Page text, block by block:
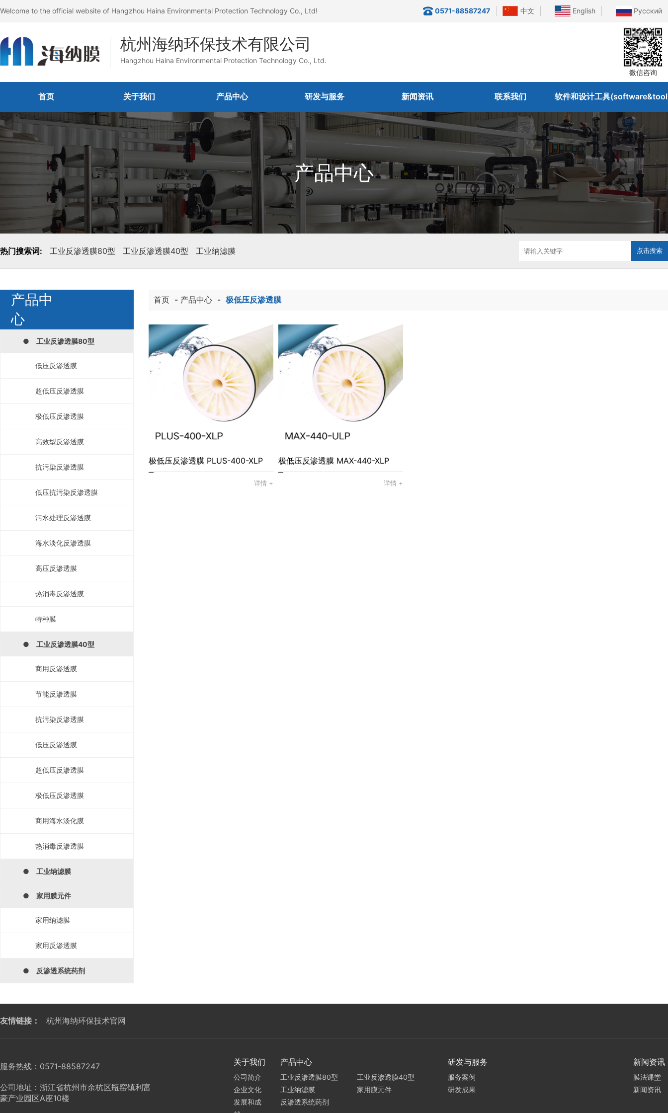
Welcome to the official website of Hangzhou Haina Environmental Protection Technology Co., Ltd! 0571-88587247 中文 English Русский
杭州海纳环保技术有限公司
Hangzhou Haina Environmental Protection Technology Co., Ltd.
微信咨询
首页 关于我们 产品中心 研发与服务 新闻资讯 联系我们 软件和设计工具
产品中心
热门搜索词: 工业反渗透膜80型 工业反渗透膜40型 工业纳滤膜
产品中
心
● 工业反渗透膜80型
低压反渗透膜
超低压反渗透膜
极低压反渗透膜
高效型反渗透膜
抗污染反渗透膜
低压抗污染反渗透膜
污水处理反渗透膜
海水淡化反渗透膜
高压反渗透膜
热消毒反渗透膜
特种膜
● 工业反渗透膜40型
商用反渗透膜
节能反渗透膜
抗污染反渗透膜
低压反渗透膜
超低压反渗透膜
极低压反渗透膜
商用海水淡化膜
热消毒反渗透膜
● 工业纳滤膜
● 家用膜元件
家用纳滤膜
家用反渗透膜
● 反渗透系统药剂
首页 - 产品中心 - 极低压反渗透膜
极低压反渗透膜 PLUS-400-XLP
详情 +
极低压反渗透膜 MAX-440-XLP
详情 +
友情链接： 杭州海纳环保技术官网
服务热线：0571-88587247
公司地址：浙江省杭州市余杭区瓶窑镇利富
豪产业园区A座10楼
关于我们
公司简介
企业文化
发展和成
产品中心
工业反渗透膜80型
工业反渗透膜40型
工业纳滤膜
家用膜元件
反渗透系统药剂
研发与服务
服务案例
研发成果
新闻资讯
膜法课堂
新闻资讯